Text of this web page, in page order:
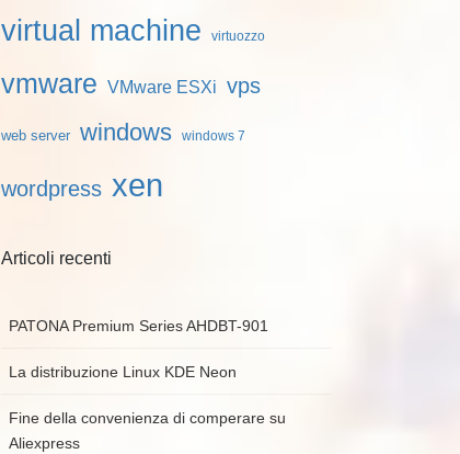
virtual machine virtuozzo
vmware VMware ESXi vps
web server windows windows 7
wordpress xen
Articoli recenti
PATONA Premium Series AHDBT-901
La distribuzione Linux KDE Neon
Fine della convenienza di comperare su
Aliexpress